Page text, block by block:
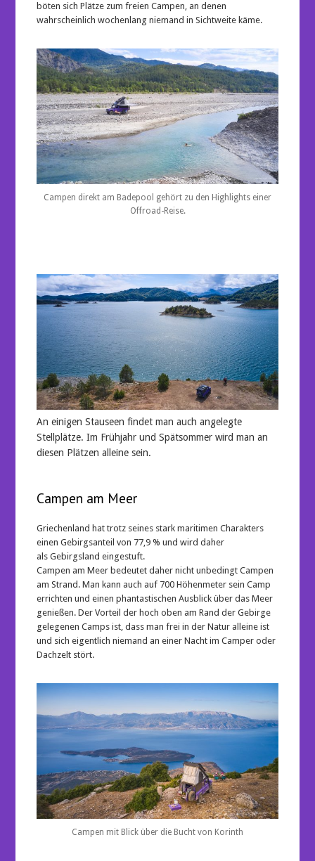
böten sich Plätze zum freien Campen, an denen
wahrscheinlich wochenlang niemand in Sichtweite käme.
Campen direkt am Badepool gehört zu den Highlights einer
Offroad-Reise.
An einigen Stauseen findet man auch angelegte
Stellplätze. Im Frühjahr und Spätsommer wird man an
diesen Plätzen alleine sein.
Campen am Meer
Griechenland hat trotz seines stark maritimen Charakters
einen Gebirgsanteil von 77,9 % und wird daher
als Gebirgsland eingestuft.
Campen am Meer bedeutet daher nicht unbedingt Campen
am Strand. Man kann auch auf 700 Höhenmeter sein Camp
errichten und einen phantastischen Ausblick über das Meer
genießen. Der Vorteil der hoch oben am Rand der Gebirge
gelegenen Camps ist, dass man frei in der Natur alleine ist
und sich eigentlich niemand an einer Nacht im Camper oder
Dachzelt stört.
Campen mit Blick über die Bucht von Korinth